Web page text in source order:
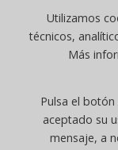
©selfpaper.com, y las
Registro
Tomo 7263,
Utilizamos
técnicos,
Más
Pulsa el botón
aceptado su
mensaje, a